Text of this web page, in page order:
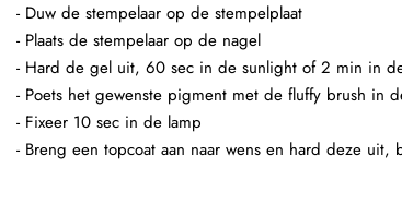
- Duw de stempelaar op de stempelplaat
- Plaats de stempelaar op de nagel
- Hard de gel uit, 60 sec in de sunlight of 2 min in
- Poets het gewenste pigment met de fluffy brush in
- Fixeer 10 sec in de lamp
- Breng een topcoat aan naar wens en hard deze